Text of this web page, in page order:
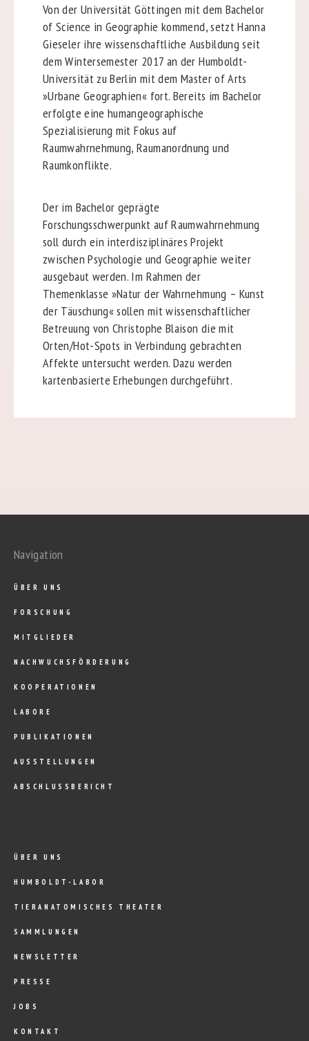
Von der Universität Göttingen mit dem Bachelor
of Science in Geographie kommend, setzt Hanna
Gieseler ihre wissenschaftliche Ausbildung seit
dem Wintersemester 2017 an der Humboldt-
Universität zu Berlin mit dem Master of Arts
»Urbane Geographien« fort. Bereits im Bachelor
erfolgte eine humangeographische
Spezialisierung mit Fokus auf
Raumwahrnehmung, Raumanordnung und
Raumkonflikte.
Der im Bachelor geprägte
Forschungsschwerpunkt auf Raumwahrnehmung
soll durch ein interdisziplinäres Projekt
zwischen Psychologie und Geographie weiter
ausgebaut werden. Im Rahmen der
Themenklasse »Natur der Wahrnehmung – Kunst
der Täuschung« sollen mit wissenschaftlicher
Betreuung von Christophe Blaison die mit
Orten/Hot-Spots in Verbindung gebrachten
Affekte untersucht werden. Dazu werden
kartenbasierte Erhebungen durchgeführt.
Navigation
ÜBER UNS
FORSCHUNG
MITGLIEDER
NACHWUCHSFÖRDERUNG
KOOPERATIONEN
LABORE
PUBLIKATIONEN
AUSSTELLUNGEN
ABSCHLUSSBERICHT
ÜBER UNS
HUMBOLDT-LABOR
TIERANATOMISCHES THEATER
SAMMLUNGEN
NEWSLETTER
PRESSE
JOBS
KONTAKT